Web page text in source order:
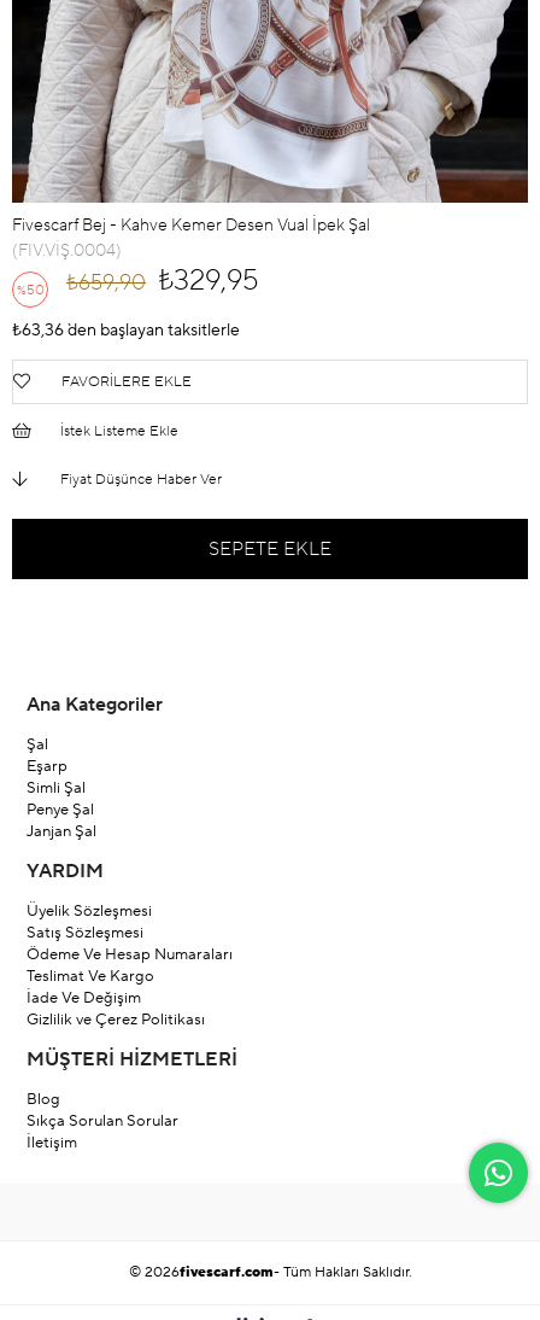
Fivescarf Bej - Kahve Kemer Desen Vual İpek Şal
(FIV.VİŞ.0004)
%50
İndirim
₺659,90 ₺329,95
₺63,36`den başlayan taksitlerle
FAVORILERE EKLE
İstek Listeme Ekle
Fiyat Düşünce Haber Ver
Ana Kategoriler
Şal
Eşarp
Simli Şal
Penye Şal
Janjan Şal
YARDIM
Üyelik Sözleşmesi
Satış Sözleşmesi
Ödeme Ve Hesap Numaraları
Teslimat Ve Kargo
İade Ve Değişim
Gizlilik ve Çerez Politikası
MÜŞTERİ HİZMETLERİ
Blog
Sıkça Sorulan Sorular
İletişim
© 2026fivescarf.com- Tüm Hakları Saklıdır.